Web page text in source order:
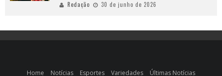
Redação 30 de junho de 2026
Home Notícias Esportes Variedades Últimas Notícias